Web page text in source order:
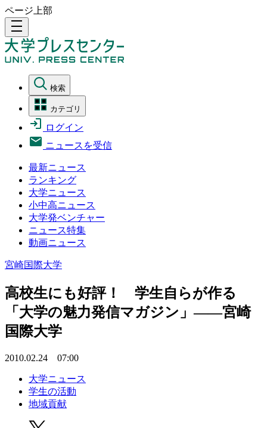
ページ上部
density_medium
検索
カテゴリ
ログイン
ニュースを受信
最新ニュース
ランキング
大学ニュース
小中高ニュース
大学発ベンチャー
ニュース特集
動画ニュース
宮崎国際大学
高校生にも好評！ 学生自らが作る
「大学の魅力発信マガジン」――宮崎
国際大学
2010.02.24 07:00
大学ニュース
学生の活動
地域貢献